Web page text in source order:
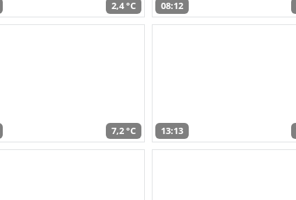
2,4 °C 08:12
7,2 °C 13:13